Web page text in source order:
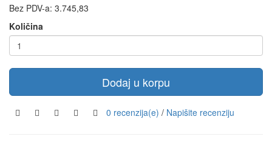
Bez PDV-a: 3.745,83
Količina
Dodaj u korpu
0 recenzija(e) / Napišite recenziju